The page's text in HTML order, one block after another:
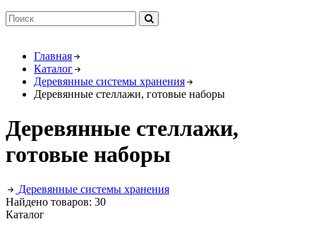
Главная
Каталог
Деревянные системы хранения
Деревянные стеллажи, готовые наборы
Деревянные стеллажи,
готовые наборы
Деревянные системы хранения
Найдено товаров: 30
Каталог